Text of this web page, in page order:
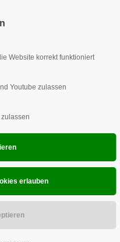
Cybersteel Inc.
San Francisco, CA 94102
Have any questions?
+44 1234 567 890
Website korrekt funktioniert
Youtube zulassen